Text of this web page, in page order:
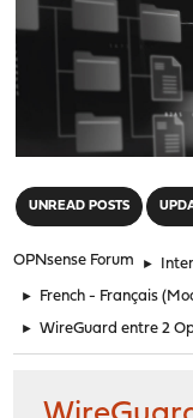
UNREAD POSTS
OPNsense Forum ►
► French - Français
► WireGuard entre 2